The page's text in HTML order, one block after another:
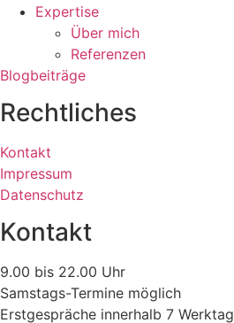
Expertise
Über mich
Referenzen
Blogbeiträge
Rechtliches
Kontakt
Impressum
Datenschutz
Kontakt
9.00 bis 22.00 Uhr
Samstags-Termine möglich
Erstgespräche innerhalb 7